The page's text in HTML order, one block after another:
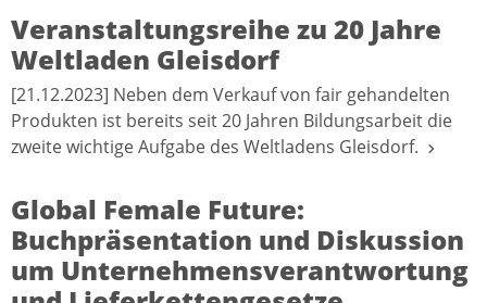
Veranstaltungsreihe zu 20 Jahre
Weltladen Gleisdorf
[21.12.2023] Neben dem Verkauf von fair gehandelten
Produkten ist bereits seit 20 Jahren Bildungsarbeit die
zweite wichtige Aufgabe des Weltladens Gleisdorf.
Global Female Future:
Buchpräsentation und Diskussion
um Unternehmensverantwortung